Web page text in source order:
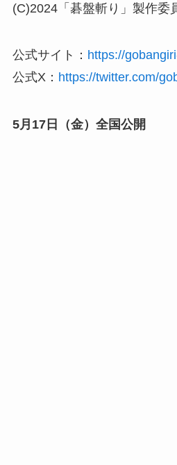
(C)2024「碁盤斬り」製作委
公式サイト： https://
公式X： https://twitter.com/
5月17日（金）全国公開